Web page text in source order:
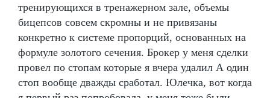
тренирующихся в тренажерном зале, объемы
бицепсов совсем скромны и не привязаны
конкретно к системе пропорций, основанных на
формуле золотого сечения. Брокер у меня сделки
провел по стопам которые я вчера удалил А один
стоп вообще дважды сработал. Юлечка, вот когда